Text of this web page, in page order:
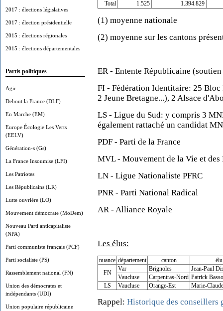
2017 : élections législatives
2017 : élection présidentielle
2015 : élections régionales
2015 : élections départementales
Partis politiques
Agir
Debout la France (DLF)
En Marche (EM)
Europe Écologie Les Verts
(EELV)
Génération-s (Gs)
La France Insoumise (LFI)
Les Patriotes
Les Républicains (LR)
Lutte ouvrière (LO)
Mouvement démocrate (MoDem)
Nouveau Parti anticapitaliste
(NPA)
Parti communiste français (PCF)
Parti socialiste (PS)
Rassemblement national (FN)
Union des démocrates et
indépendants (UDI)
Union populaire républicaine
Total
1.525 1.394.829
(1) moyenne nationale
(2) moyenne sur les cantons
ER - Entente Républicaine
FI - Fédération Identitaire: 25
2 Jeune Bretagne...), 2 Alsace
LS - Ligue du Sud: y compris 3
également rattaché un candidat
PDF - Parti de la France
MVL - Mouvement de la Vie et des
LN - Ligue Nationaliste PFRC
PNR - Parti National Radical
AR - Alliance Royale
Les élus:
nuance département canton élu
FN
Var Brignoles
Jean-Paul
Vaucluse
Carpentras-Nord Patrick
LS
Vaucluse Orange-Est Marie-
Rappel: Historique des conseillers